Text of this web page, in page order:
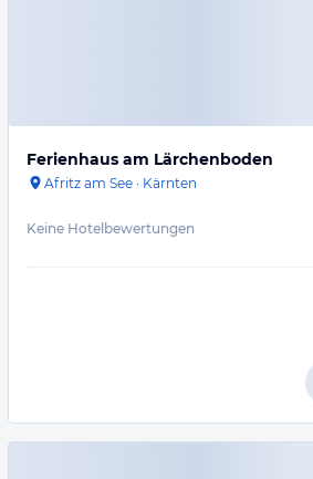
Ferienhaus am Lärchenboden
Afritz am See · Kärnten
Keine Hotelbewertungen